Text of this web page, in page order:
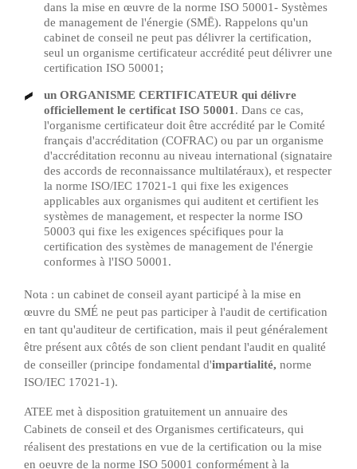
dans la mise en œuvre de la norme ISO 50001- Systèmes
de management de l'énergie (SMĒ). Rappelons qu'un
cabinet de conseil ne peut pas délivrer la certification,
seul un organisme certificateur accrédité peut délivrer une
certification ISO 50001;
un ORGANISME CERTIFICATEUR qui délivre
officiellement le certificat ISO 50001. Dans ce cas,
l'organisme certificateur doit être accrédité par le Comité
français d'accréditation (COFRAC) ou par un organisme
d'accréditation reconnu au niveau international (signataire
des accords de reconnaissance multilatéraux), et respecter
la norme ISO/IEC 17021-1 qui fixe les exigences
applicables aux organismes qui auditent et certifient les
systèmes de management, et respecter la norme ISO
50003 qui fixe les exigences spécifiques pour la
certification des systèmes de management de l'énergie
conformes à l'ISO 50001.
Nota : un cabinet de conseil ayant participé à la mise en
œuvre du SMÉ ne peut pas participer à l'audit de certification
en tant qu'auditeur de certification, mais il peut généralement
être présent aux côtés de son client pendant l'audit en qualité
de conseiller (principe fondamental d'impartialité, norme
ISO/IEC 17021-1).
ATEE met à disposition gratuitement un annuaire des
Cabinets de conseil et des Organismes certificateurs, qui
réalisent des prestations en vue de la certification ou la mise
en oeuvre de la norme ISO 50001 conformément à la